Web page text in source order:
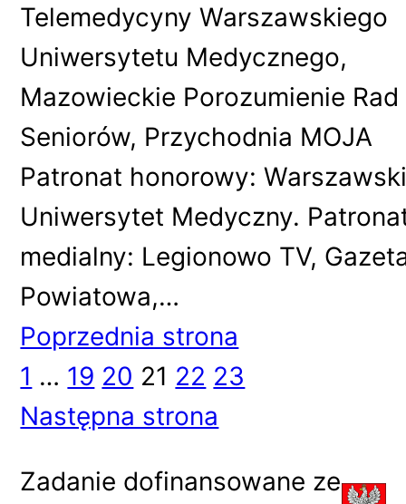
Telemedycyny Warszawskiego
Uniwersytetu Medycznego,
Mazowieckie Porozumienie Rad
Seniorów, Przychodnia MOJA
Patronat honorowy:
Uniwersytet Medyczny.
medialny: Legionowo TV,
Powiatowa,…
Poprzednia strona
1 … 19 20 21 22 23
Następna strona
Zadanie dofinansowane ze